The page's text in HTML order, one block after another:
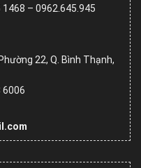
– 0962.645.945
22, Q. Bình Thạnh,
6006